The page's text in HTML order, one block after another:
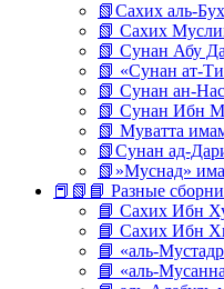
📗Сахих аль-
📗 Сахих
📗 Сунан Абу
📗 «Сунан ат-
📗 Сунан ан-
📗 Сунан Ибн
📗 Муватта
📗Сунан ад-
📗»Муснад»
📕📗📘 Разные
📘 Сахих Ибн
📘 Сахих Ибн
📘 «аль-
📘 «аль-